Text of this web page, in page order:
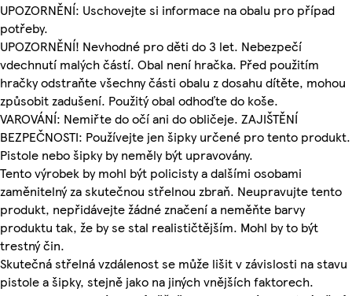
UPOZORNĚNÍ: Uschovejte si informace na obalu pro případ
potřeby.
UPOZORNĚNÍ! Nevhodné pro děti do 3 let. Nebezpečí
vdechnutí malých částí. Obal není hračka. Před použitím
hračky odstraňte všechny části obalu z dosahu dítěte, mohou
způsobit zadušení. Použitý obal odhoďte do koše.
VAROVÁNÍ: Nemiřte do očí ani do obličeje. ZAJIŠTĚNÍ
BEZPEČNOSTI: Používejte jen šipky určené pro tento produkt.
Pistole nebo šipky by neměly být upravovány.
Tento výrobek by mohl být policisty a dalšími osobami
zaměnitelný za skutečnou střelnou zbraň. Neupravujte tento
produkt, nepřidávejte žádné značení a neměňte barvy
produktu tak, že by se stal realističtějším. Mohl by to být
trestný čin.
Skutečná střelná vzdálenost se může lišit v závislosti na stavu
pistole a šipky, stejně jako na jiných vnějších faktorech.